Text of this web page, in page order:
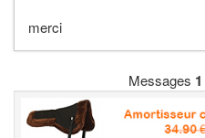
merci
Messages 1